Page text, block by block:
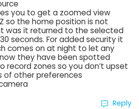
you to get a zoomed view
so the home position is not
was it returned to the selected
seconds. For added security it
comes on at night to let any
they have been spotted
record zones so you don’t upset
of other preferences
Reply